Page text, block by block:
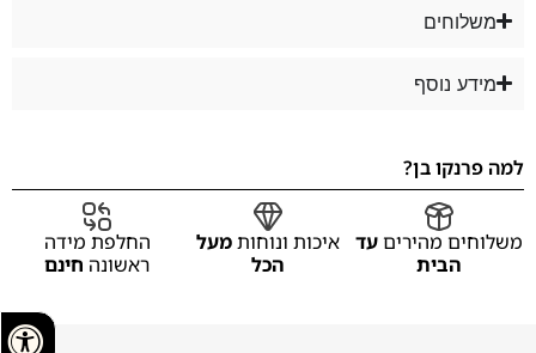
משלוחים
מידע נוסף
למה פרנקו בן?
משלוחים מהיריםעד
הבית
איכות ונוחותמעל
הכל
החלפת מידה
ראשונה חינם